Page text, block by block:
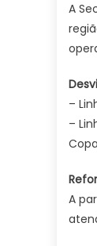
A
–
–
A